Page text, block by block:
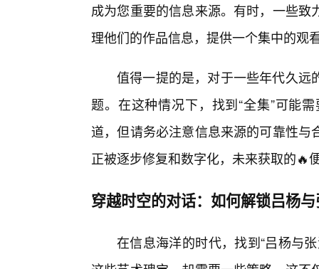
成为您重要的信息来源。有时，一些
理他们的作品信息，提供一个集中的观
值得一提的是，对于一些年代久远
题。在这种情况下，找到“全集”可能
道，但请务必注意信息来源的可靠性
正被逐步修复和数字化，未来获取的🔥
穿越时空的对话：如何解锁吕杨
在信息海洋的时代，找到“吕杨与